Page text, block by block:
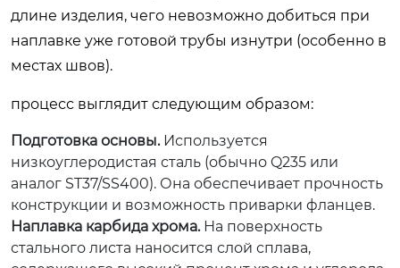
длине изделия, чего невозможно добиться при
наплавке уже готовой трубы изнутри (особенно в
местах швов).
процесс выглядит следующим образом:
Подготовка основы.Используется
низкоуглеродистая сталь (обычно Q235 или
аналог ST37/SS400). Она обеспечивает прочность
конструкции и возможность приварки фланцев.
Наплавка карбида хрома.На поверхность
стального листа наносится слой сплава,